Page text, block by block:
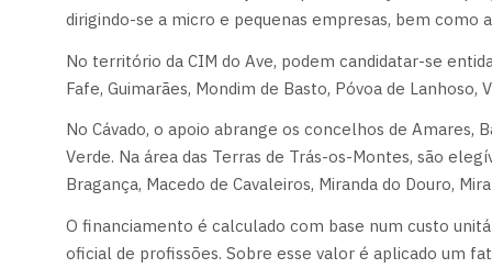
dirigindo-se a micro e pequenas empresas, bem como
No território da CIM do Ave, podem candidatar-se
Fafe, Guimarães, Mondim de Basto, Póvoa de Lanhoso,
No Cávado, o apoio abrange os concelhos de Amares,
Verde. Na área das Terras de Trás-os-Montes, são
Bragança, Macedo de Cavaleiros, Miranda do Douro,
O financiamento é calculado com base num custo
oficial de profissões. Sobre esse valor é aplicado um